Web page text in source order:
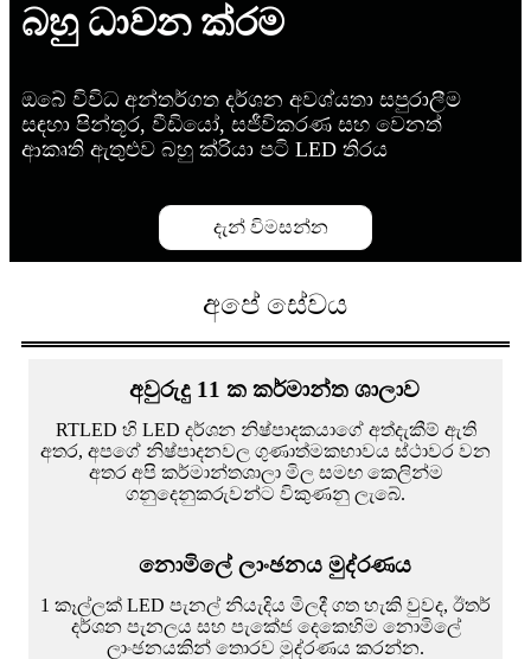
බහු ධාවන ක්රම
ඔබේ විවිධ අන්තර්ගත දර්ශන අවශ්යතා සපුරාලීම
සඳහා පින්තූර, වීඩියෝ, සජීවිකරණ සහ වෙනත්
ආකෘති ඇතුළුව බහු ක්රියා පටි LED තිරය
දැන් විමසන්න
අපේ සේවය
අවුරුදු 11 ක කර්මාන්ත ශාලාව
RTLED හි LED දර්ශන නිෂ්පාදකයාගේ අත්දැකීම් ඇති
අතර, අපගේ නිෂ්පාදනවල ගුණාත්මකභාවය ස්ථාවර වන
අතර අපි කර්මාන්තශාලා මිල සමඟ කෙලින්ම
ගනුදෙනුකරුවන්ට විකුණනු ලැබේ.
නොමිලේ ලාංඡනය මුද්රණය
1 කෑල්ලක් LED පැනල් නියැදිය මිලදී ගත හැකි වුවද, ඊතර්
දර්ශන පැනලය සහ පැකේජ දෙකෙහිම නොමිලේ
ලාංඡනයකින් තොරව මුද්රණය කරන්න.